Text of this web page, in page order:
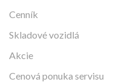
Cenník
Skladové vozidlá
Akcie
Cenová ponuka servisu